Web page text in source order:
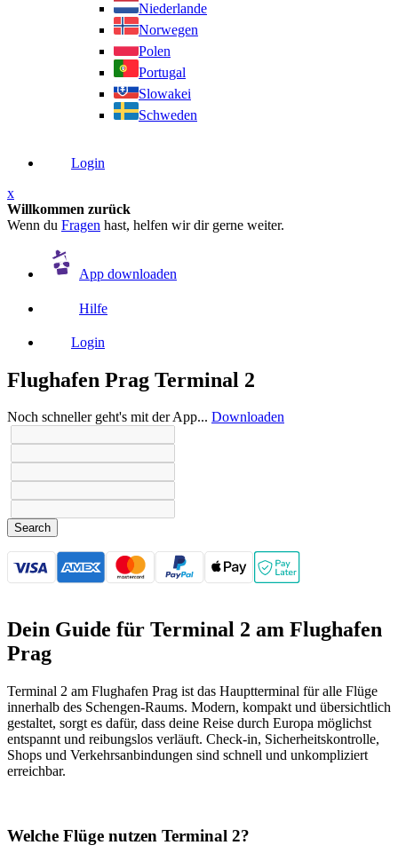
Niederlande
Norwegen
Polen
Portugal
Slowakei
Schweden
Login
x
Willkommen zurück
Wenn du Fragen hast, helfen wir dir gerne weiter.
App downloaden
Hilfe
Login
Flughafen Prag Terminal 2
Noch schneller geht's mit der App... Downloaden
Search
Dein Guide für Terminal 2 am Flughafen
Prag
Terminal 2 am Flughafen Prag ist das Hauptterminal für alle Flüge
innerhalb des Schengen-Raums. Modern, kompakt und übersichtlich
gestaltet, sorgt es dafür, dass deine Reise durch Europa möglichst
entspannt und reibungslos verläuft. Check-in, Sicherheitskontrolle,
Shops und Verkehrsanbindungen sind schnell und unkompliziert
erreichbar.
Welche Flüge nutzen Terminal 2?